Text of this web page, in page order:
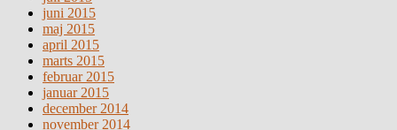
juni 2015
maj 2015
april 2015
marts 2015
februar 2015
januar 2015
december 2014
november 2014